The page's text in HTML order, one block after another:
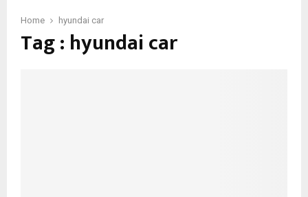
Home hyundai car
Tag : hyundai car